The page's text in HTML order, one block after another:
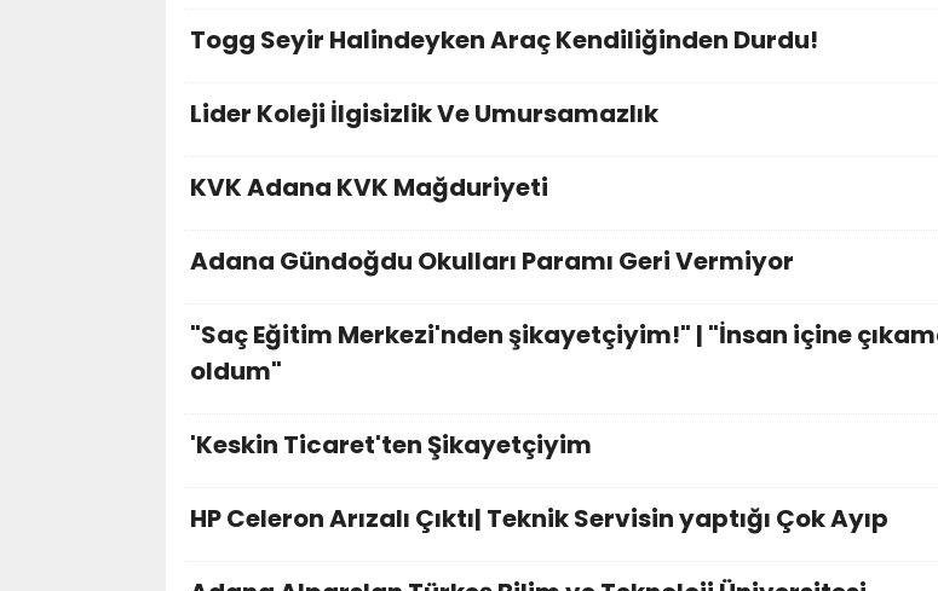
Togg Seyir Halindeyken Araç Kendiliğinden Durdu!
Lider Koleji İlgisizlik Ve Umursamazlık
KVK Adana KVK Mağduriyeti
Adana Gündoğdu Okulları Paramı Geri Vermiyor
"Saç Eğitim Merkezi'nden şikayetçiyim!" | "İnsan içine
oldum"
'Keskin Ticaret'ten Şikayetçiyim
HP Celeron Arızalı Çıktı| Teknik Servisin yaptığı Çok Ayıp